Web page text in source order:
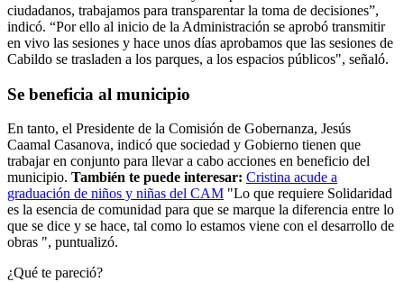
ciudadanos, trabajamos para transparentar la toma de decisiones”,
indicó. “Por ello al inicio de la Administración se aprobó transmitir
en vivo las sesiones y hace unos días aprobamos que las sesiones de
Cabildo se trasladen a los parques, a los espacios públicos", señaló.
Se beneficia al municipio
En tanto, el Presidente de la Comisión de Gobernanza, Jesús
Caamal Casanova, indicó que sociedad y Gobierno tienen que
trabajar en conjunto para llevar a cabo acciones en beneficio del
municipio. También te puede interesar: Cristina acude a
graduación de niños y niñas del CAM "Lo que requiere Solidaridad
es la esencia de comunidad para que se marque la diferencia entre lo
que se dice y se hace, tal como lo estamos viene con el desarrollo de
obras ", puntualizó.
¿Qué te pareció?